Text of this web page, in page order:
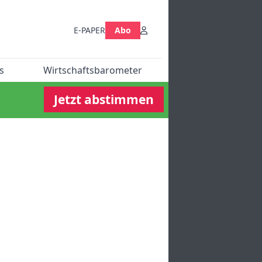
E-PAPER Abo
Wirtschaftsbarometer
Jetzt abstimmen